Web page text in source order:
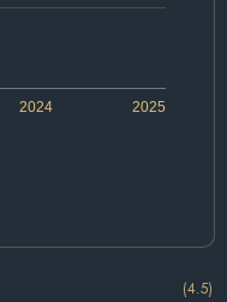
2024 2025
(4.5)